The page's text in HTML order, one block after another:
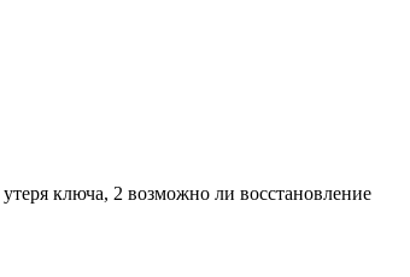
ключа, 2 возможно ли восстановление